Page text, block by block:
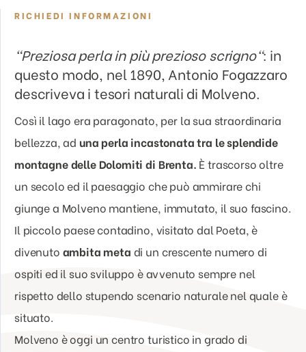
RICHIEDI INFORMAZIONI
"Preziosa perla in più prezioso scrigno": in
questo modo, nel 1890, Antonio Fogazzaro
descriveva i tesori naturali di Molveno.
Così il lago era paragonato, per la sua straordinaria
bellezza, ad una perla incastonata tra le splendide
montagne delle Dolomiti di Brenta. È trascorso oltre
un secolo ed il paesaggio che può ammirare chi
giunge a Molveno mantiene, immutato, il suo fascino.
Il piccolo paese contadino, visitato dal Poeta, è
divenuto ambita meta di un crescente numero di
ospiti ed il suo sviluppo è avvenuto sempre nel
rispetto dello stupendo scenario naturale nel quale è
situato.
Molveno è oggi un centro turistico in grado di